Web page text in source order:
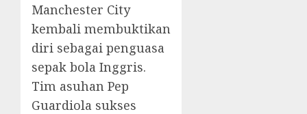
Manchester City
kembali membuktikan
diri sebagai penguasa
sepak bola Inggris.
Tim asuhan Pep
Guardiola sukses